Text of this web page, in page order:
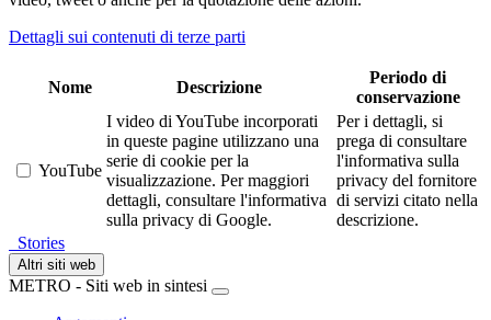
Dettagli sui contenuti di terze parti
Nome Descrizione
Periodo di
conservazione
YouTube
I video di YouTube incorporati
in queste pagine utilizzano una
serie di cookie per la
visualizzazione. Per maggiori
dettagli, consultare l'informativa
sulla privacy di Google.
Per i dettagli, si
prega di consultare
l'informativa sulla
privacy del fornitore
di servizi citato nella
descrizione.
Stories
Altri siti web
METRO - Siti web in sintesi